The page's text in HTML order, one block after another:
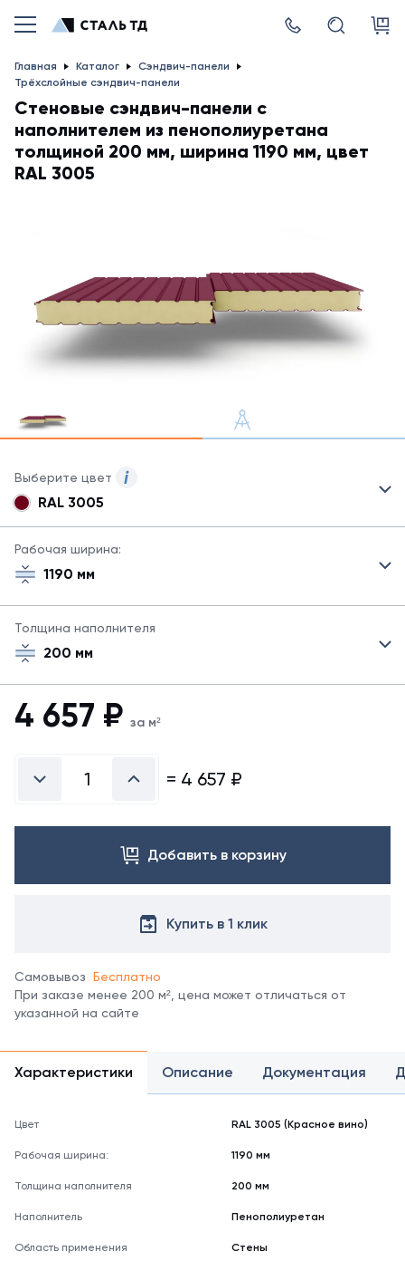
Главная Каталог
Сэндвич-панели
Трёхслойные сэндвич-панели
Стеновые сэндвич-панели с
наполнителем из пенополиуретана
толщиной 200 мм, ширина 1190 мм, цвет
RAL 3005
Выберите цвет
сэндвич-
панелей
все
Для
заказа
другого
цвета
в
цветов
отображение
цвета
на
может
не
RAL 3005
Рабочая ширина:
1190 мм
Толщина наполнителя
200 мм
4 657 ₽ за м²
= 4 657 ₽
Добавить в корзину
Купить в 1 клик
Самовывоз Бесплатно
При заказе менее 200 м², цена может отличаться от
указанной на сайте
Характеристики Описание Документация
Цвет RAL 3005 (Красное вино)
Рабочая ширина: 1190 мм
Толщина наполнителя 200 мм
Наполнитель Пенополиуретан
Область применения Стены